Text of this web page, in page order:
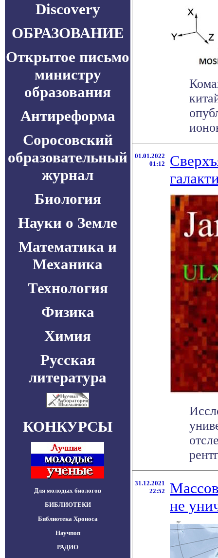
Discovery
ОБРАЗОВАНИЕ
Открытое письмо
министру
образования
Антиреформа
Соросовский
образовательный
журнал
Биология
Науки о Земле
Математика и
Механика
Технология
Физика
Химия
Русская
литература
КОНКУРСЫ
Для молодых биологов
БИБЛИОТЕКИ
Библиотека Хроноса
Научпоп
РАДИО
01.01.2022
01:12
31.12.2021
22:52
не